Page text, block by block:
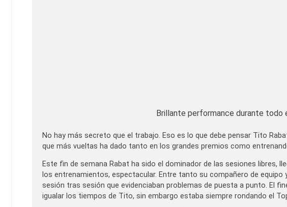
Brillante performance durante todo
No hay más secreto que el trabajo. Eso es lo que debe pensar Tito
que más vueltas ha dado tanto en los grandes premios como
Este fin de semana Rabat ha sido el dominador de las sesiones libres,
los entrenamientos, espectacular. Entre tanto su compañero de equipo
sesión tras sesión que evidenciaban problemas de puesta a punto. El
igualar los tiempos de Tito, sin embargo estaba siempre rondando el